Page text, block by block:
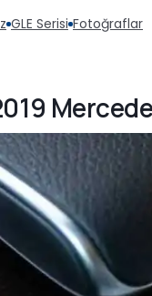
GLE Serisi Fotoğraflar